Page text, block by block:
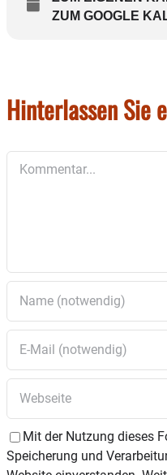
ZUM GOOGLE
Hinterlassen Sie
Mit der Nutzung dieses
Speicherung und